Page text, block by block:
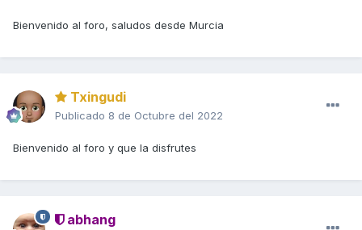
Bienvenido al foro, saludos desde Murcia
Txingudi
Publicado 8 de Octubre del 2022
Bienvenido al foro y que la disfrutes
abhang